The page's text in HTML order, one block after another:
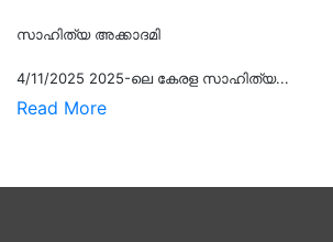
സാഹിത്യ അക്കാദമി
4/11/2025 2025-ലെ കേരള സാഹിത്യ...
Read More